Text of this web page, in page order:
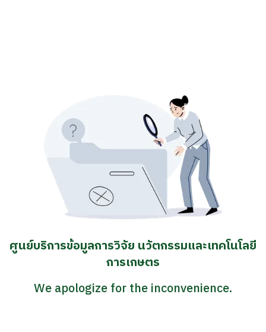
ศูนย์บริการข้อมูลการวิจัย นวัตกรรมและเทคโนโลยี
การเกษตร
We apologize for the inconvenience.